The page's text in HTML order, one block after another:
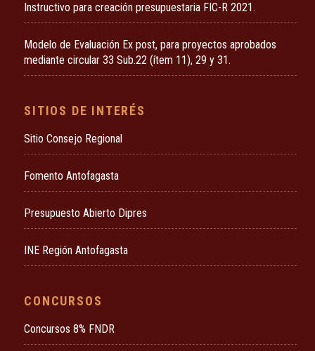
Instructivo para creación presupuestaria FIC-R 2021.
Modelo de Evaluación Ex post, para proyectos aprobados
mediante circular 33 Sub.22 (ítem 11), 29 y 31.
SITIOS DE INTERÉS
Sitio Consejo Regional
Fomento Antofagasta
Presupuesto Abierto Dipres
INE Región Antofagasta
CONCURSOS
Concursos 8% FNDR